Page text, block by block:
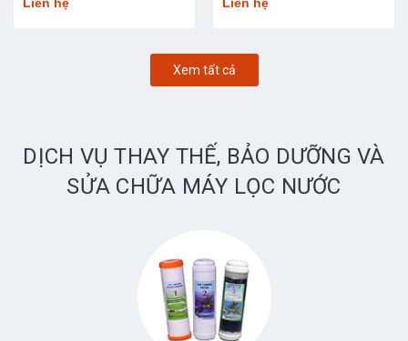
3668
Quốc
Xem tất cả
DỊCH VỤ THAY THẾ, BẢO DƯỠNG VÀ
SỬA CHỮA MÁY LỌC NƯỚC